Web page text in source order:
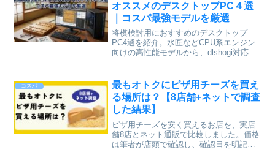
オススメのデスクトップPC４選
｜コスパ最強モデルを厳選
将棋検討用におすすめのデスクトップ
PC4選を紹介。水匠などCPU系エンジン
向けの高性能モデルから、dlshogi対応の
た。
コスパ
最もオトクにピザ用チーズを買え
る場所は？【8店舗+ネットで調査
した結果】
ピザ用チーズを安く買えるお店を、実店
舗8店とネット通販で比較しました。価格
は筆者が店頭で確認し、確認日を明記し